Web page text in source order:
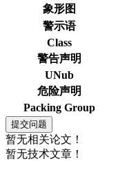
象形图
警示语
Class
警告声明
UNub
危险声明
Packing Group
暂无相关论文！
暂无技术文章！